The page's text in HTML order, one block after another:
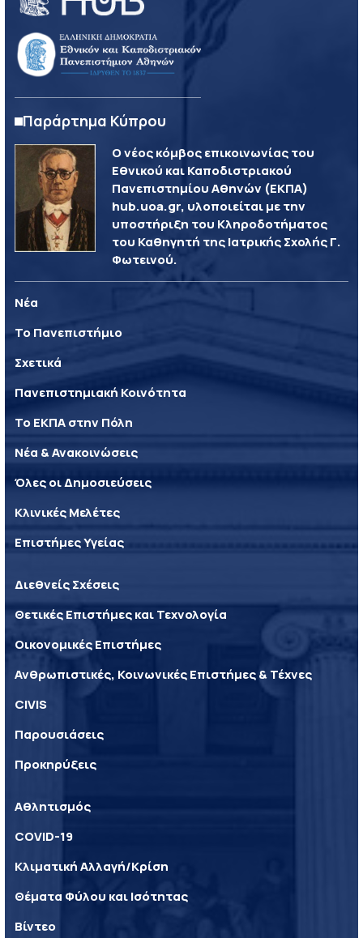
Παράρτημα Κύπρου
Ο νέος κόμβος επικοινωνίας του
Εθνικού και Καποδιστριακού
Πανεπιστημίου Αθηνών (ΕΚΠΑ)
hub.uoa.gr, υλοποιείται με την
υποστήριξη του Κληροδοτήματος
του Καθηγητή της Ιατρικής Σχολής Γ.
Φωτεινού.
Νέα
Το Πανεπιστήμιο
Σχετικά
Πανεπιστημιακή Κοινότητα
Το ΕΚΠΑ στην Πόλη
Νέα & Ανακοινώσεις
Όλες οι Δημοσιεύσεις
Κλινικές Μελέτες
Επιστήμες Υγείας
Διεθνείς Σχέσεις
Θετικές Επιστήμες και Τεχνολογία
Οικονομικές Επιστήμες
Ανθρωπιστικές, Κοινωνικές Επιστήμες & Τέχνες
CIVIS
Παρουσιάσεις
Προκηρύξεις
Αθλητισμός
COVID-19
Κλιματική Αλλαγή/Κρίση
Θέματα Φύλου και Ισότητας
Βίντεο